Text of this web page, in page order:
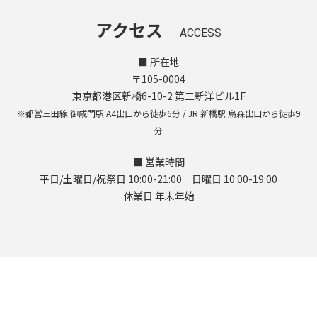
アクセス ACCESS
■ 所在地
〒105-0004
東京都港区新橋6-10-2 第二新洋ビル1F
※都営三田線 御成門駅 A4出口から徒歩6分 / JR 新橋駅 烏森出口から徒歩9
分
■ 営業時間
平日/土曜日/祝祭日 10:00-21:00 日曜日 10:00-19:00
休業日 年末年始